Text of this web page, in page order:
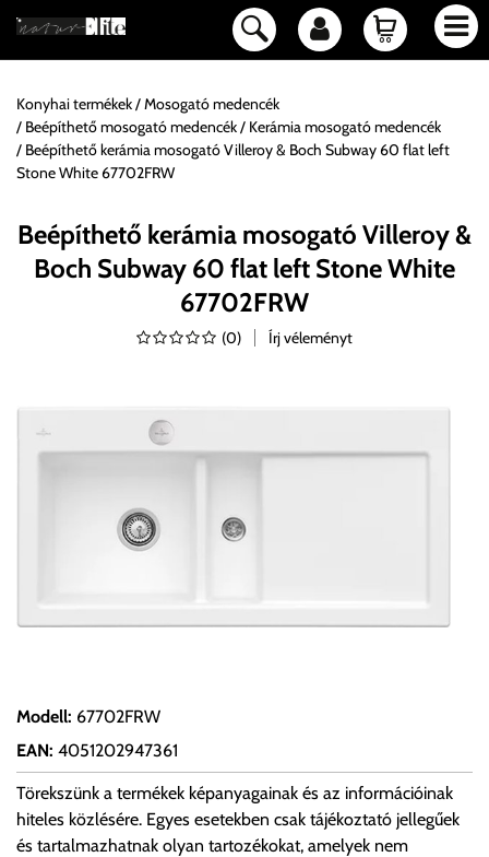
Konyhai termékek
Mosogató medencék
Beépíthető mosogató medencék
Kerámia mosogató medencék
Beépíthető kerámia mosogató Villeroy & Boch Subway 60 flat left
Stone White 67702FRW
Beépíthető kerámia mosogató Villeroy &
Boch Subway 60 flat left Stone White
67702FRW
(0) Írj véleményt
Modell: 67702FRW
EAN: 4051202947361
Törekszünk a termékek képanyagainak és az információinak
hiteles közlésére. Egyes esetekben csak tájékoztató jellegűek
és tartalmazhatnak olyan tartozékokat, amelyek nem